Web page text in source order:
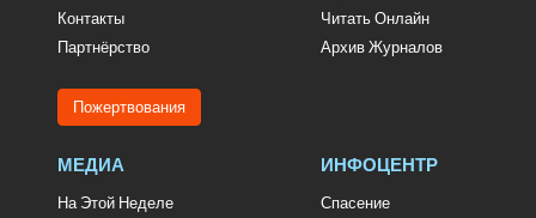
Контакты
Партнёрство
Пожертвования
Читать Онлайн
Архив Журналов
МЕДИА
На Этой Неделе
ИНФОЦЕНТР
Спасение